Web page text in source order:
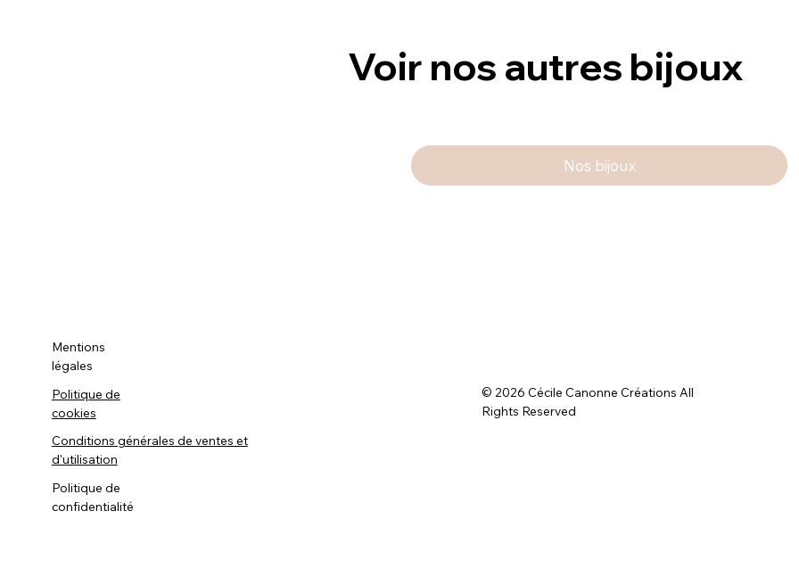
Voir nos autres bijoux
Nos bijoux
Mentions
légales
Politique de
cookies
Conditions générales de ventes et
d'utilisation
Politique de
confidentialité
© 2026 Cécile Canonne Créations All
Rights Reserved